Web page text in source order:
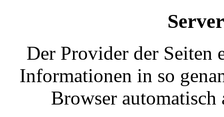
Der Provider der Seiten
Informationen in so
Browser